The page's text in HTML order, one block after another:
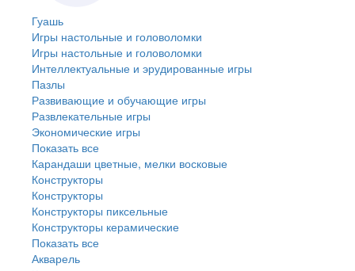
Гуашь
Игры настольные и головоломки
Игры настольные и головоломки
Интеллектуальные и эрудированные игры
Пазлы
Развивающие и обучающие игры
Развлекательные игры
Экономические игры
Показать все
Карандаши цветные, мелки восковые
Конструкторы
Конструкторы
Конструкторы пиксельные
Конструкторы керамические
Показать все
Акварель